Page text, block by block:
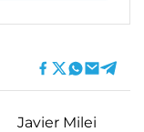
Javier Milei